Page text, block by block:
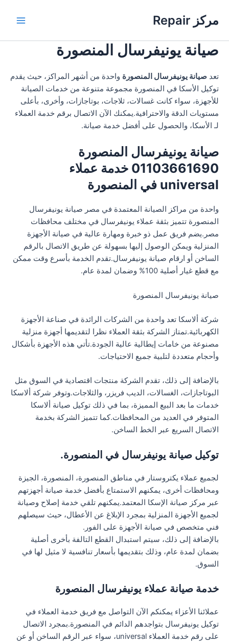
المحتوى
مركز Repair
صيانة يونيفرسال المنصورة
تعد صيانة يونيفرسال المنصورة واحدة من أشهر المراكز، حيث يقدم
توكيل الأسكا في المنصورة مجموعة متنوعة من خدمات الصيانة
للأجهزة، سواء كانت غسالات، ثلاجات، بوتاجازات، وأخرى، بأعلى
مستويات الدقة والاحترافية.يمكنك الآن الاتصال برقم خدمة العملاء
لـ الأسكا، والحصول على أفضل خدمة صيانة.
صيانة يونيفرسال المنصورة
01103661690 خدمة عملاء
universal في المنصورة
واحدة من مراكز الصيانة المعتمدة في مصر صيانة يونيفرسال
المنصورة تتميز بثقة عملاء يونيفرسال في مختلف محافظات
مصر.يضم فريق عمل ذو خبرة ومهارة عالية في صيانة الأجهزة
المنزلية ويمكن الوصول إليها بسهولة عن طريق الاتصال بالرقم
الساخن أو ارقام صيانة يونيفرسال.تقدم الخدمة بأسرع وقت ممكن
مع قطع غيار أصلية 100% وضمان لمدة عام.
صيانة يونيفرسال المنصورة
شركة ألاسكا تعد واحدة من الشركات الرائدة في صناعة الأجهزة
الكهربائية.تمتاز الشركة بثقة العملاء نظرا لتقديمها أجهزة منزلية
مصنوعة من خامات إيطالية عالية الجودة.تأتي هذه الأجهزة بأشكال
وأحجام متعددة لتلبية جميع الاحتياجات.
بالإضافة إلى ذلك، تقدم الشركة منتجات اقتصادية في السوق مثل
البوتاجازات، الغسالات، الديب فريزر، والثلاجات.وتوفر شركة ألاسكا
خدمات ما بعد البيع المميزة، بما في ذلك توكيل صيانة ألاسكا
المتوفر في العديد من المحافظات.كما تتميز الشركة بخدمة
الاتصال السريع عبر الخط الساخن.
توكيل صيانة يونيفرسال في المنصورة.
لجميع عملاء يكتروستار في مناطق المنصورة، المنصورة، الجيزة
ومحافظات أخرى، يمكنهم الاستمتاع بأفضل خدمة صيانة أجهزتهم
عبر مركز صيانة الإسكا المعتمد.يمكنهم تلقي خدمة إصلاح وصيانة
لجميع الأجهزة المنزلية بمجرد الإبلاغ عن الأعطال، حيث سيصلهم
فني متخصص في صيانة الأجهزة على الفور.
بالإضافة إلى ذلك، سيتم استبدال القطع التالفة بأخرى أصلية
بضمان لمدة عام، وذلك بتقديمها بأسعار تنافسية لا مثيل لها في
السوق.
خدمة صيانة عملاء يونيفرسال المنصورة
عملائنا الأعزاء يمكنكم الآن التواصل مع فريق خدمة العملاء في
توكيل يونيفرسال بتواجدهم الدائم في المنصورة.بمجرد الاتصال
على رقم خدمة العملاء universal، سواء عبر الرقم الساخن أو عن